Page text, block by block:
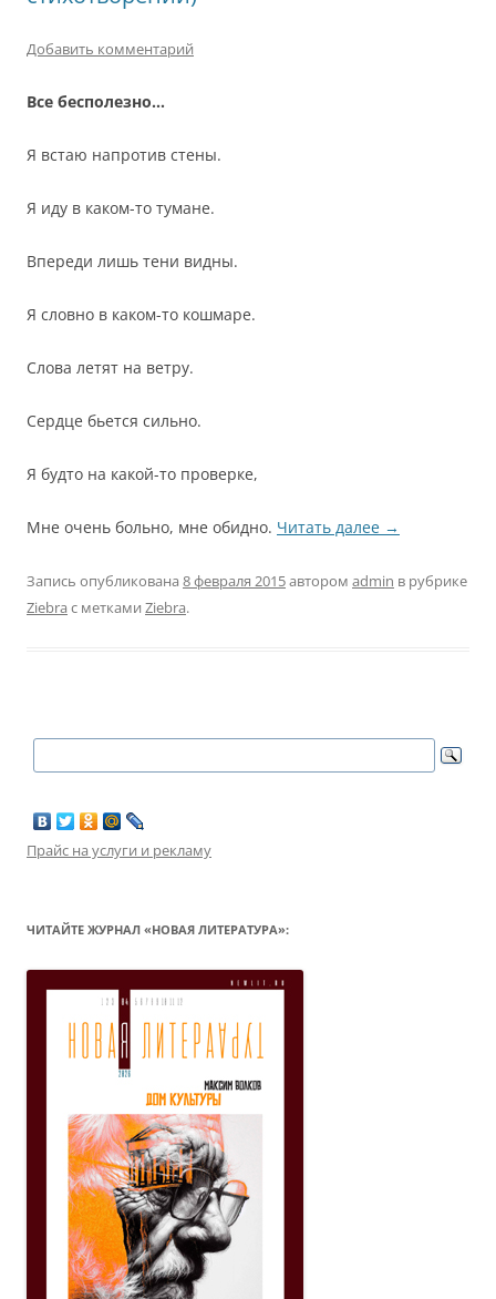
Добавить комментарий
Все бесполезно…
Я встаю напротив стены.
Я иду в каком-то тумане.
Впереди лишь тени видны.
Я словно в каком-то кошмаре.
Слова летят на ветру.
Сердце бьется сильно.
Я будто на какой-то проверке,
Мне очень больно, мне обидно. Читать далее →
Запись опубликована 8 февраля 2015автором admin в рубрике
Ziebra с метками Ziebra.
Прайс на услуги и рекламу
ЧИТАЙТЕ ЖУРНАЛ «НОВАЯ ЛИТЕРАТУРА»: